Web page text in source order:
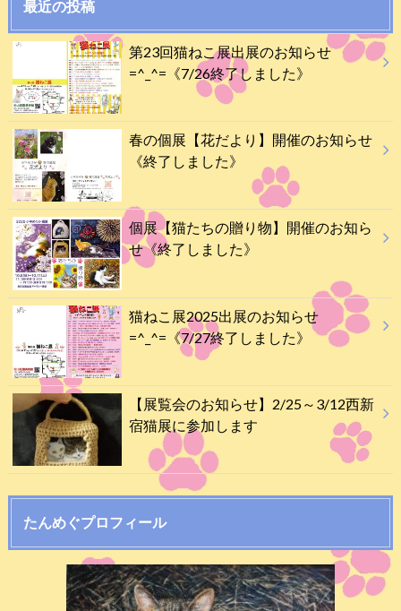
最近の投稿
第23回猫ねこ展出展のお知らせ
=^_^=《7/26終了しました》
春の個展【花だより】開催のお知らせ
《終了しました》
個展【猫たちの贈り物】開催のお知ら
せ《終了しました》
猫ねこ展2025出展のお知らせ
=^_^=《7/27終了しました》
【展覧会のお知らせ】2/25～3/12西新
宿猫展に参加します
たんめぐプロフィール